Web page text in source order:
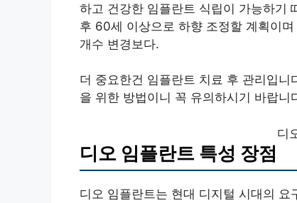
하고 건강한 임플란트 식립이 가능하기
후 60세 이상으로 하향 조정할 계획이
개수 변경보다.
더 중요한건 임플란트 치료 후 관리입
을 위한 방법이니 꼭 유의하시기 바랍니
디
디오 임플란트 특성 장점
디오 임플란트는 현대 디지털 시대의